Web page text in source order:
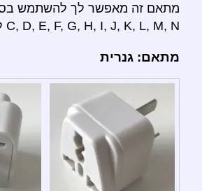
C, D, E, F, G, H, I, J, K, L, M, N לסוגי שקעים: B.
מתאם: גנרית